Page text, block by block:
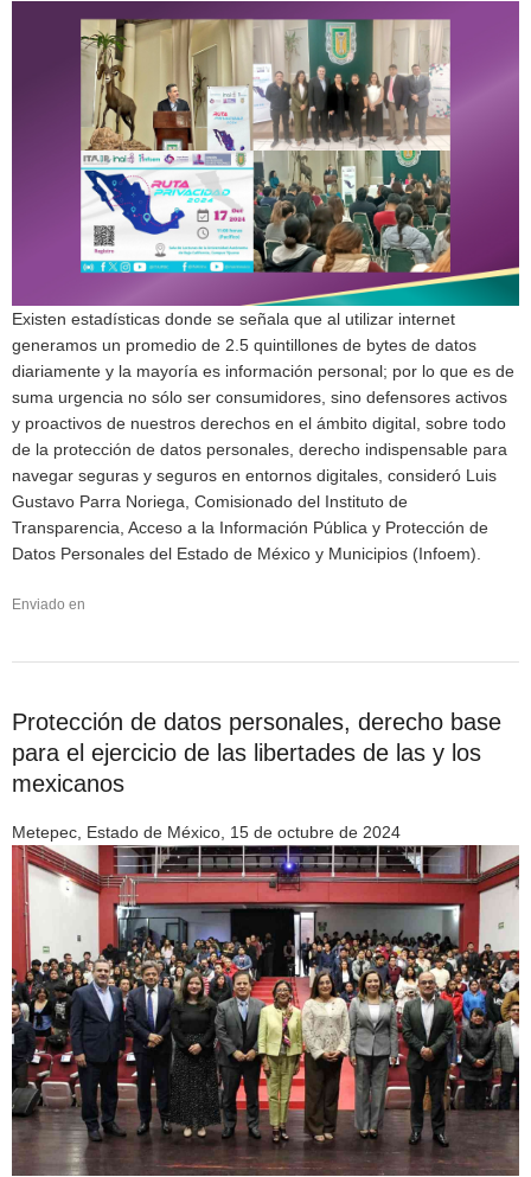
Existen estadísticas donde se señala que al utilizar internet
generamos un promedio de 2.5 quintillones de bytes de datos
diariamente y la mayoría es información personal; por lo que es de
suma urgencia no sólo ser consumidores, sino defensores activos
y proactivos de nuestros derechos en el ámbito digital, sobre todo
de la protección de datos personales, derecho indispensable para
navegar seguras y seguros en entornos digitales, consideró Luis
Gustavo Parra Noriega, Comisionado del Instituto de
Transparencia, Acceso a la Información Pública y Protección de
Datos Personales del Estado de México y Municipios (Infoem).
Enviado en
Protección de datos personales, derecho base
para el ejercicio de las libertades de las y los
mexicanos
Metepec, Estado de México, 15 de octubre de 2024